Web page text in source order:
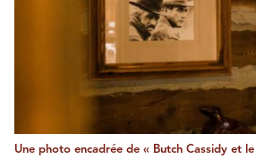
Une photo encadrée de « Butch Cassidy et